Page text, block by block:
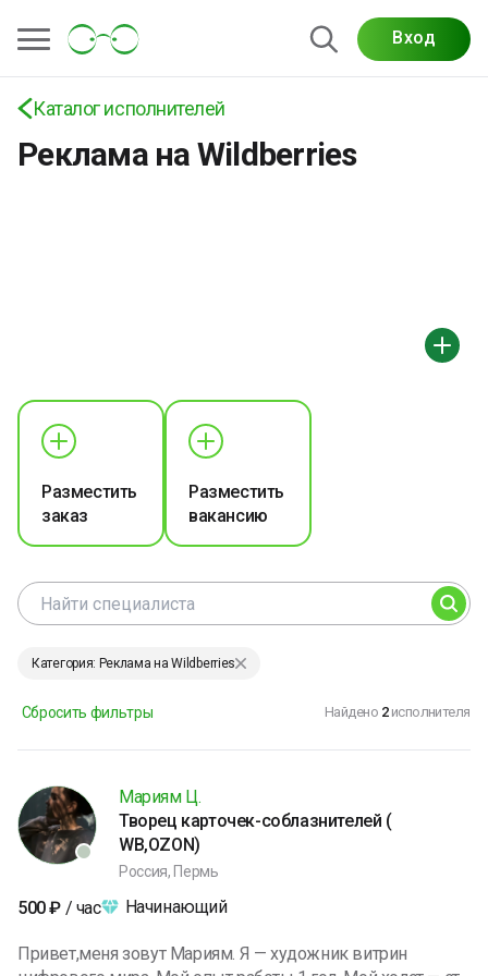
Вход
Каталог исполнителей
Реклама на Wildberries
Разместить
заказ
Разместить
вакансию
Категория: Реклама на Wildberries
Сбросить фильтры Найдено 2 исполнителя
Мариям Ц.
Творец карточек-соблазнителей (
WB,OZON)
Россия, Пермь
500₽ / час Начинающий
Привет,меня зовут Мариям. Я — художник витрин